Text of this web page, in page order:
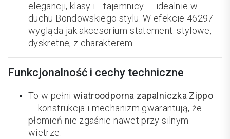
elegancji, klasy i… tajemnicy — idealnie w
duchu Bondowskiego stylu. W efekcie 46297
wygląda jak akcesorium-statement: stylowe,
dyskretne, z charakterem.
Funkcjonalność i cechy techniczne
To w pełni wiatroodporna zapalniczka Zippo
— konstrukcja i mechanizm gwarantują, że
płomień nie zgaśnie nawet przy silnym
wietrze.